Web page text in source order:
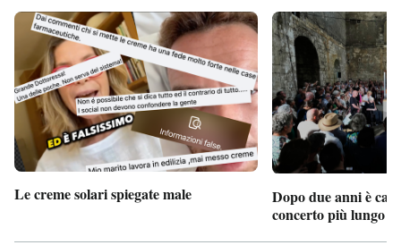
Le creme solari spiegate male
Dopo due anni è
concerto più lungo